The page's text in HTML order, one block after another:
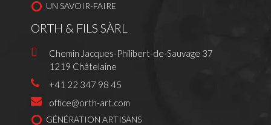
UN SAVOIR-FAIRE
ORTH & FILS SÀRL
Chemin Jacques-Philibert-de-Sauvage 37
1219 Châtelaine
+41 22 347 98 45
office@orth-art.com
GÉNÉRATION ARTISANS